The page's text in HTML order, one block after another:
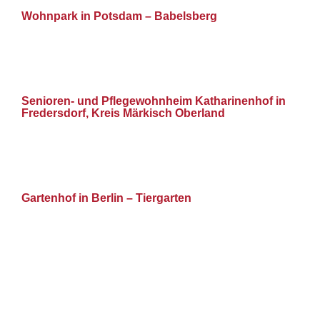
Wohnpark in Potsdam – Babelsberg
Senioren- und Pflegewohnheim Katharinenhof in
Fredersdorf, Kreis Märkisch Oberland
Gartenhof in Berlin – Tiergarten